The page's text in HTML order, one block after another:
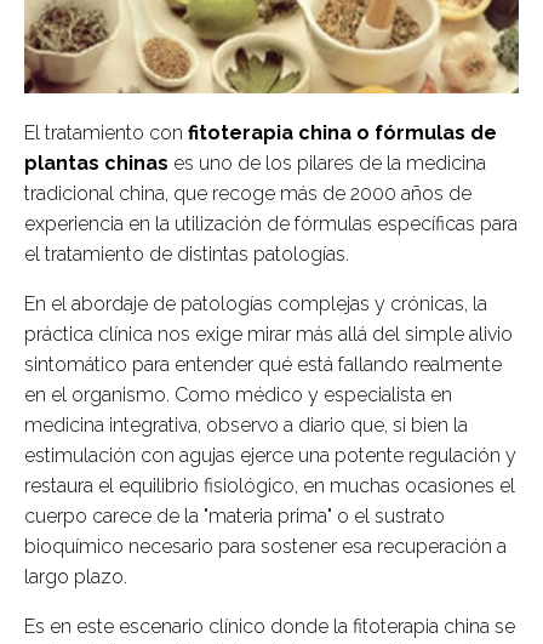
El tratamiento con fitoterapia china o fórmulas de
plantas chinas es uno de los pilares de la medicina
tradicional china, que recoge más de 2000 años de
experiencia en la utilización de fórmulas específicas para
el tratamiento de distintas patologías.
En el abordaje de patologías complejas y crónicas, la
práctica clínica nos exige mirar más allá del simple alivio
sintomático para entender qué está fallando realmente
en el organismo. Como médico y especialista en
medicina integrativa, observo a diario que, si bien la
estimulación con agujas ejerce una potente regulación y
restaura el equilibrio fisiológico, en muchas ocasiones el
cuerpo carece de la "materia prima" o el sustrato
bioquímico necesario para sostener esa recuperación a
largo plazo.
Es en este escenario clínico donde la fitoterapia china se